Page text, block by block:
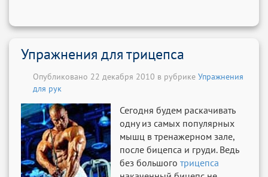
Упражнения для трицепса
Опубликовано 22 декабря 2010 в рубрике Упражнения
для рук
Сегодня будем раскачивать
одну из самых популярных
мышц в тренажерном зале,
после бицепса и груди. Ведь
без большого трицепса